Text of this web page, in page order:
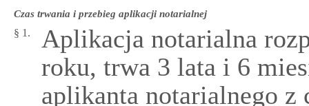
Czas trwania i przebieg aplikacji notarialnej
§ 1.
Aplikacja notarialna
roku, trwa 3 lata i 6
aplikanta notarialnego z